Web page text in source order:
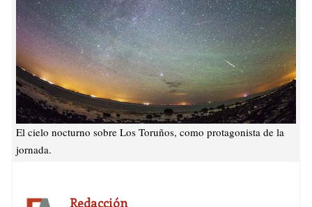
El cielo nocturno sobre Los Toruños, como protagonista de la
jornada.
Redacción